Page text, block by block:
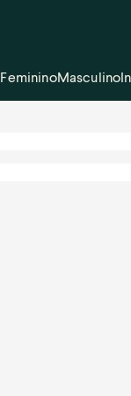
FemininoMasculino